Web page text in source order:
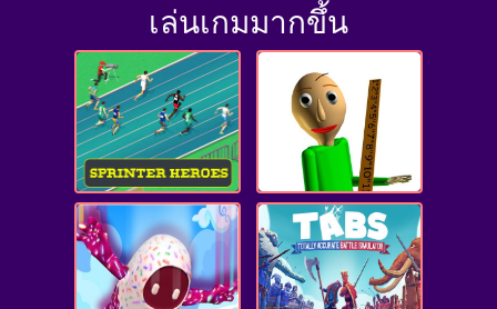
เล่นเกมมากขึ้น